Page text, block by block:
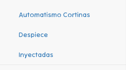
Automatismo Cortinas
Despiece
Inyectadas